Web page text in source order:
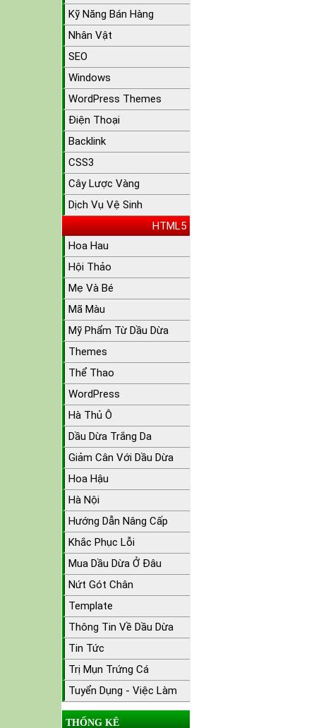
Kỹ Năng Bán Hàng
Nhân Vật
SEO
Windows
WordPress Themes
Điện Thoại
Backlink
CSS3
Cây Lược Vàng
Dịch Vụ Vệ Sinh
HTML5
Hoa Hau
Hội Thảo
Mẹ Và Bé
Mã Màu
Mỹ Phẩm Từ Dầu Dừa
Themes
Thể Thao
WordPress
Hà Thủ Ô
Dầu Dừa Trắng Da
Giảm Cân Với Dầu Dừa
Hoa Hậu
Hà Nội
Hướng Dẫn Nâng Cấp
Khắc Phục Lỗi
Mua Dầu Dừa Ở Đâu
Nứt Gót Chân
Template
Thông Tin Về Dầu Dừa
Tin Tức
Trị Mụn Trứng Cá
Tuyển Dụng - Việc Làm
THỐNG KÊ